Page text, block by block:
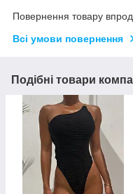
Повернення товару
Всі умови повернення
Подібні товари